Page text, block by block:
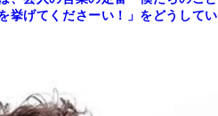
挙げてくださーい！」をどうしてい